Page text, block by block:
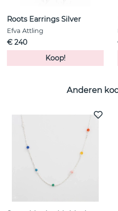
Roots Earrings Silver
Efva Attling
€ 240
Koop!
Anderen